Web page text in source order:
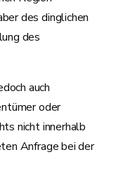
des dinglichen
des
auch
oder
nicht innerhalb
Anfrage bei der